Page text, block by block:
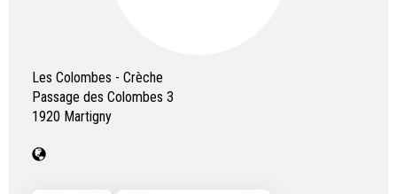
Les Colombes - Crèche
Passage des Colombes 3
1920 Martigny